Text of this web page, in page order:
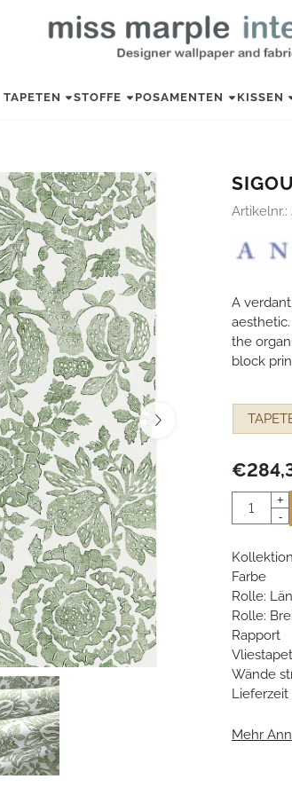
TAPETEN STOFFE POSAMENTEN KISSEN
Artikelnr.:
A
the
block
€
Anzahl
+
-
Kollektion
Farbe
Rolle:
Rolle:
Rapport
Wände
Lieferzeit
Mehr